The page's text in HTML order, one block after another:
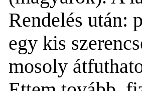
Rendelés után:
egy kis
mosoly